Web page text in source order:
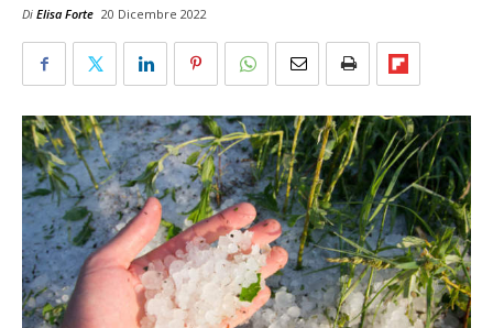
Di Elisa Forte 20 Dicembre 2022